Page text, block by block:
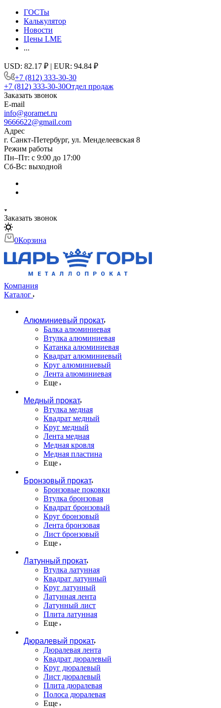
ГОСТы
Калькулятор
Новости
Цены LME
...
USD: 82.17 ₽ | EUR: 94.84 ₽
+7 (812) 333-30-30
+7 (812) 333-30-30Отдел продаж
Заказать звонок
E-mail
info@goramet.ru
9666622@gmail.com
Адрес
г. Санкт-Петербург, ул. Менделеевская 8
Режим работы
Пн–Пт: с 9:00 до 17:00
Сб-Вс: выходной
Заказать звонок
0Корзина
Компания
Каталог
Алюминиевый прокат
Балка алюминиевая
Втулка алюминиевая
Катанка алюминиевая
Квадрат алюминиевый
Круг алюминиевый
Лента алюминиевая
Еще
Медный прокат
Втулка медная
Квадрат медный
Круг медный
Лента медная
Медная кровля
Медная пластина
Еще
Бронзовый прокат
Бронзовые поковки
Втулка бронзовая
Квадрат бронзовый
Круг бронзовый
Лента бронзовая
Лист бронзовый
Еще
Латунный прокат
Втулка латунная
Квадрат латунный
Круг латунный
Латунная лента
Латунный лист
Плита латунная
Еще
Дюралевый прокат
Дюралевая лента
Квадрат дюралевый
Круг дюралевый
Лист дюралевый
Плита дюралевая
Полоса дюралевая
Еще